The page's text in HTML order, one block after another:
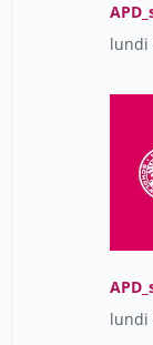
lundi
lundi